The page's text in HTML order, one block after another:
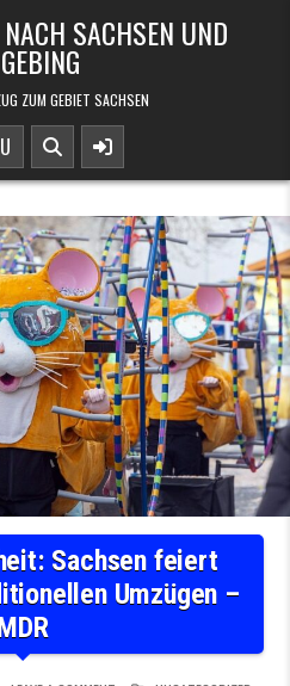
SACHSEN UND
ZUM GEBIET SACHSEN
Sachsen feiert
Umzügen –